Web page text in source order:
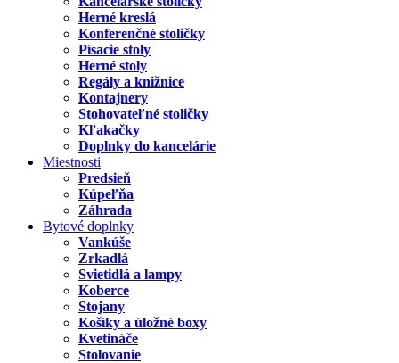
Herné kreslá
Konferenčné stoličky
Písacie stoly
Herné stoly
Regály a knižnice
Kontajnery
Stohovateľné stoličky
Kľakačky
Doplnky do kancelárie
Miestnosti
Predsieň
Kúpeľňa
Záhrada
Bytové doplnky
Vankúše
Zrkadlá
Svietidlá a lampy
Koberce
Stojany
Košíky a úložné boxy
Kvetináče
Stolovanie